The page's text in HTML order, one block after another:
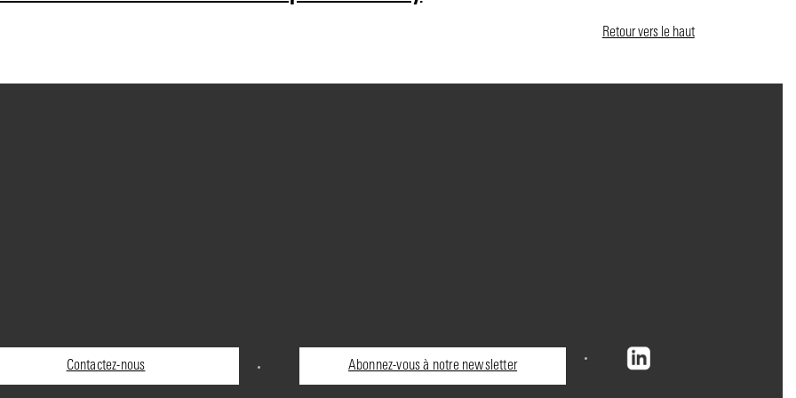
Retour vers le haut
Contactez-nous Abonnez-vous à notre newsletter